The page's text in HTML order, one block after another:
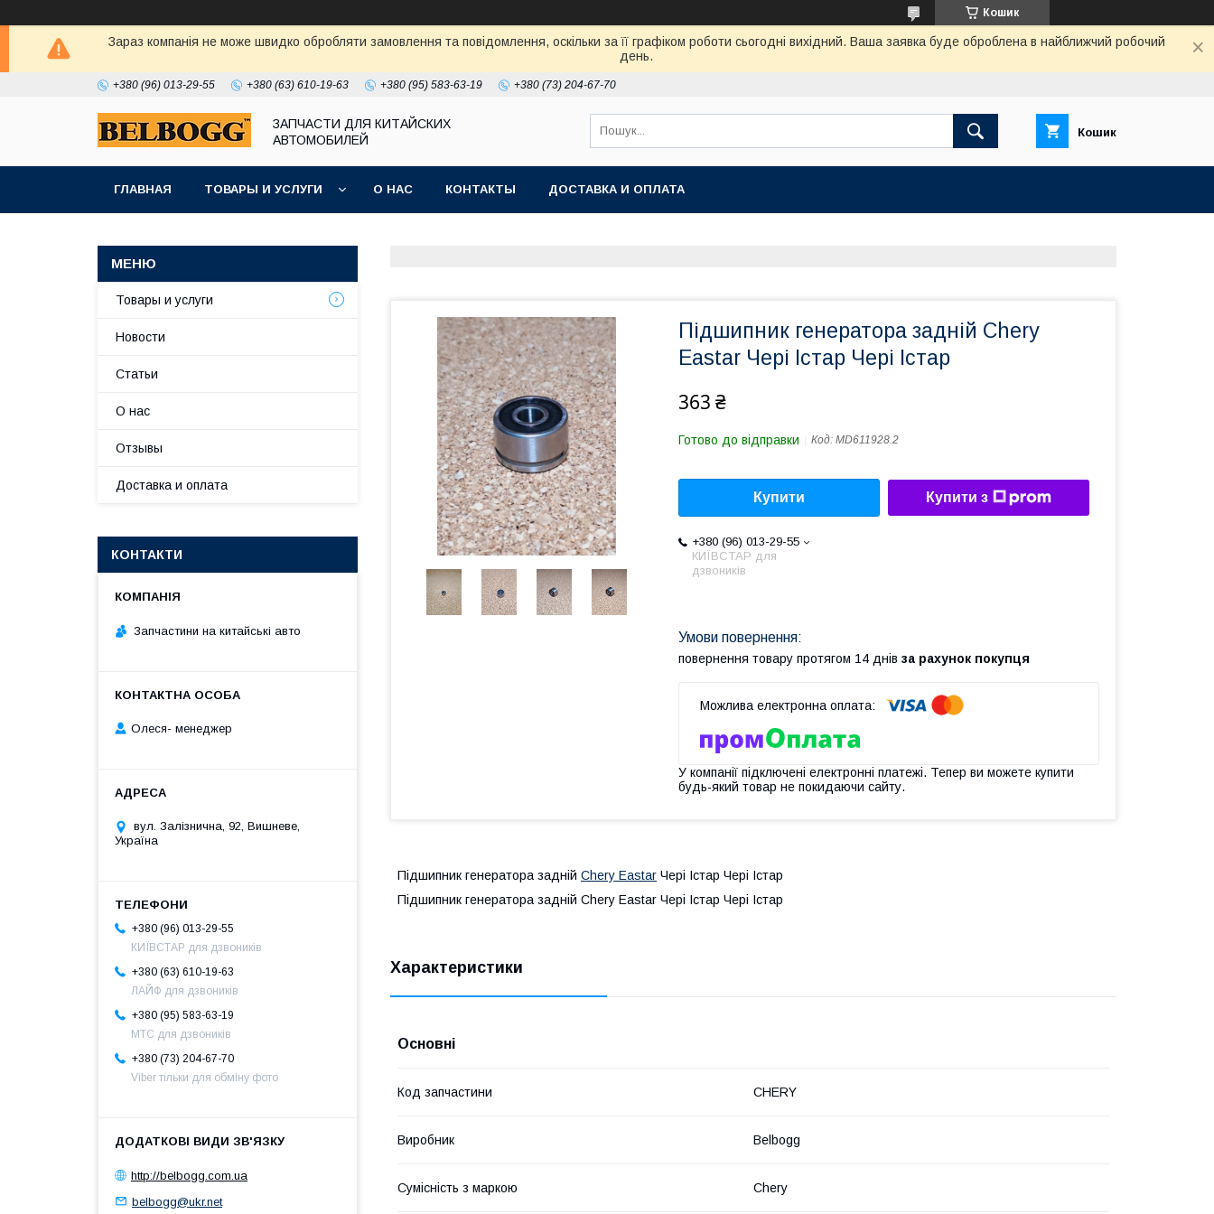
Кошик
Зараз компанія не може швидко обробляти замовлення та повідомлення, оскільки за її графіком роботи сьогодні вихідний. Ваша заявка буде оброблена в найближчий робочий
день.
+380 (96) 013-29-55 +380 (63) 610-19-63 +380 (95) 583-63-19 +380 (73) 204-67-70
ЗАПЧАСТИ ДЛЯ КИТАЙСКИХ
АВТОМОБИЛЕЙ
Кошик
ГЛАВНАЯ ТОВАРЫ И УСЛУГИ О НАС КОНТАКТЫ ДОСТАВКА И ОПЛАТА
Підшипник генератора задній Chery
Eastar Чері Істар Чері Істар
363 ₴
Готово до відправки Код: MD611928.2
Купити Купити з
+380 (96) 013-29-55
КИЇВСТАР для
дзвоників
повернення товару протягом 14 днів за рахунок покупця
У компанії підключені електронні платежі. Тепер ви можете купити
будь-який товар не покидаючи сайту.
Підшипник генератора задній Chery Eastar Чері Істар Чері Істар
Підшипник генератора задній Chery Eastar Чері Істар Чері Істар
Характеристики
Основні
Код запчастини CHERY
Виробник Belbogg
Сумісність з маркою Chery
Товары и услуги
Новости
Статьи
О нас
Отзывы
Доставка и оплата
КОНТАКТИ
Запчастини на китайські авто
Олеся- менеджер
вул. Залізнична, 92, Вишневе,
Україна
+380 (96) 013-29-55
КИЇВСТАР для дзвоників
+380 (63) 610-19-63
ЛАЙФ для дзвоників
+380 (95) 583-63-19
МТС для дзвоників
+380 (73) 204-67-70
Viber тільки для обміну фото
http://belbogg.com.ua
belbogg@ukr.net